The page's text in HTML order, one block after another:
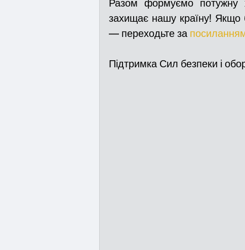
Разом формуємо потужну
захищає нашу країну! Якщо
— переходьте за
Під­трим­ка Сил без­пе­ки і